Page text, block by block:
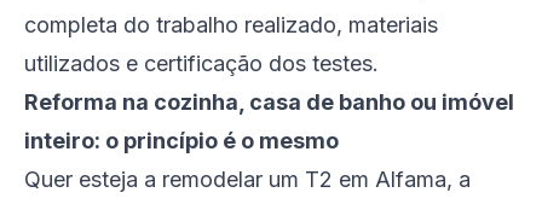
completa do trabalho realizado, materiais
utilizados e certificação dos testes.
Reforma na cozinha, casa de banho ou imóvel
inteiro: o princípio é o mesmo
Quer esteja a remodelar um T2 em Alfama, a